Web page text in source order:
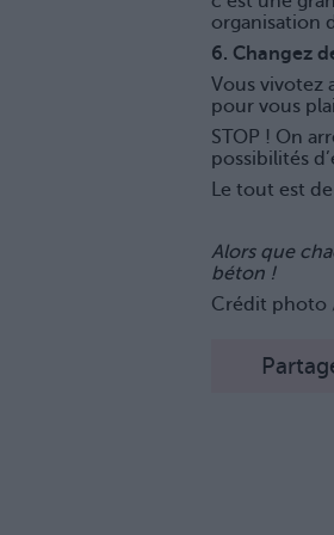
organisation
6. Changez
Vous vivotez
pour vous
STOP ! On
possibilités
Le tout est
Alors que
béton !
Crédit photo